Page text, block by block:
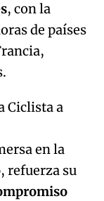
, con la
de países
Ciclista a
en la
, refuerza su